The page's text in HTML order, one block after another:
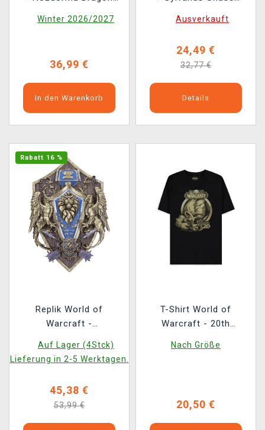
of Warcraft 2)
Winter 2026/2027
36,99 €
In den Warenkorb
990)
Ausverkauft
24,49 €
32,77 €
Details
Rabatt 16 %
Replik World of
Warcraft -
(Nemesis Now)
Auf Lager (4Stck)
Lieferung in 2-5 Werktagen.
45,38 €
53,99 €
T-Shirt World of
Warcraft - 20th
Nach Größe
20,50 €